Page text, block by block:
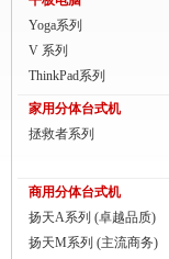
ThinkPad
ThinkStation工作站
联想服务器
Yoga系列
V 系列
ThinkPad系列
家用分体台式机
拯救者系列
商用分体台式机
扬天A系列 (卓越品质)
扬天M系列 (主流商务)